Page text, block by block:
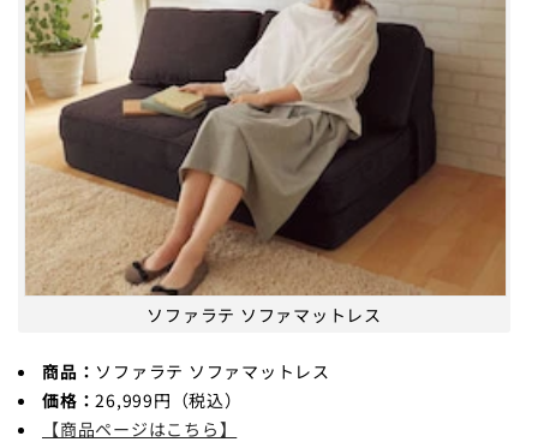
ソファラテ ソファマットレス
商品： ソファラテ ソファマットレス
価格：26,999円（税込）
【商品ページはこちら】